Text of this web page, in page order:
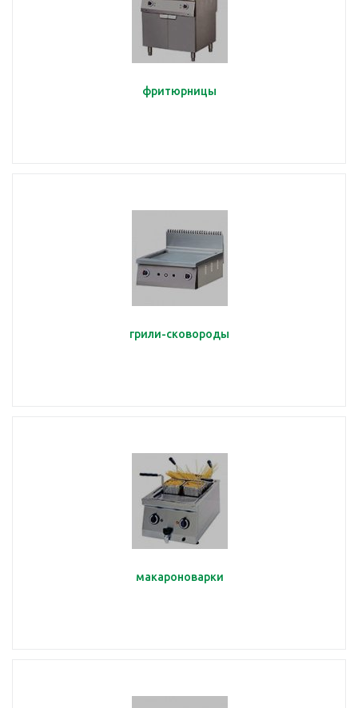
фритюрницы
грили-сковороды
макароноварки